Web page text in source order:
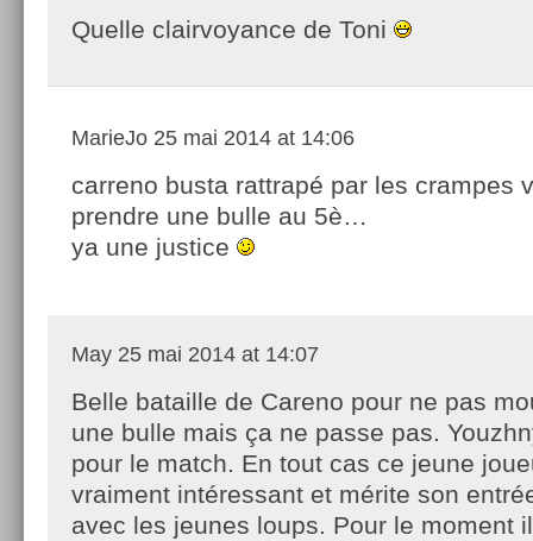
Quelle clairvoyance de Toni
MarieJo 25 mai 2014 at 14:06
carreno busta rattrapé par les crampes
prendre une bulle au 5è…
ya une justice
May 25 mai 2014 at 14:07
Belle bataille de Careno pour ne pas
une bulle mais ça ne passe pas.
pour le match. En tout cas ce jeune
vraiment intéressant et mérite son
avec les jeunes loups. Pour le moment